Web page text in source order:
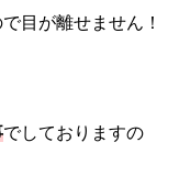
目が離せません！
でしておりますの